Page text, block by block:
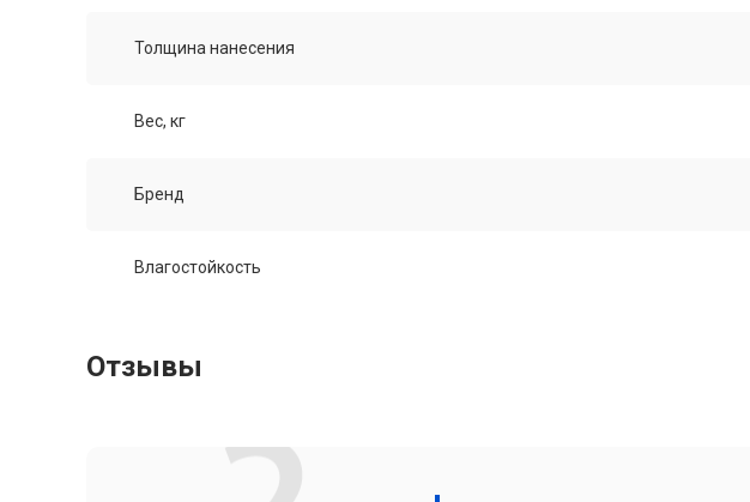
Толщина нанесения
Вес, кг
Бренд
Влагостойкость
Отзывы